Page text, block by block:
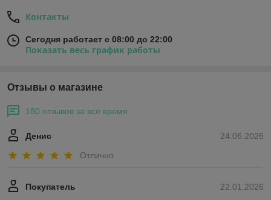
Контакты
Сегодня работает с 08:00 до 22:00
Показать весь график работы
Отзывы о магазине
180 отзывов за всё время
24.06.2026
Денис
Отлично
22.01.2026
Покупатель